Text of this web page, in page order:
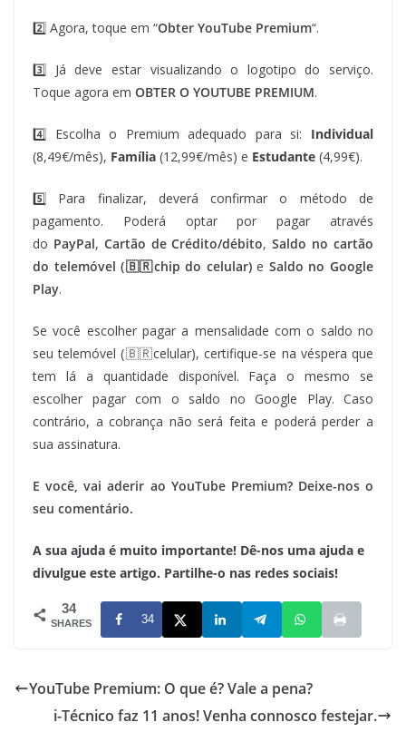
2️⃣ Agora, toque em “Obter YouTube Premium“.
3️⃣ Já deve estar visualizando o logotipo do serviço.
Toque agora em OBTER O YOUTUBE PREMIUM.
4️⃣ Escolha o Premium adequado para si: Individual
(8,49€/mês), Família (12,99€/mês) e Estudante (4,99€).
5️⃣ Para finalizar, deverá confirmar o método de
pagamento. Poderá optar por pagar através
do PayPal, Cartão de Crédito/débito,Saldo no cartão
do telemóvel (🇧🇷chip do celular)e Saldo no Google
Play.
Se você escolher pagar a mensalidade com o saldo no
seu telemóvel (🇧🇷celular), certifique-se na véspera que
tem lá a quantidade disponível. Faça o mesmo se
escolher pagar com o saldo no Google Play. Caso
contrário, a cobrança não será feita e poderá perder a
sua assinatura.
E você, vai aderir ao YouTube Premium? Deixe-nos o
seu comentário.
A sua ajuda é muito importante! Dê-nos uma ajuda e
divulgue este artigo. Partilhe-o nas redes sociais!
34
SHARES 34
YouTube Premium: O que é? Vale a pena?
i-Técnico faz 11 anos! Venha connosco festejar.